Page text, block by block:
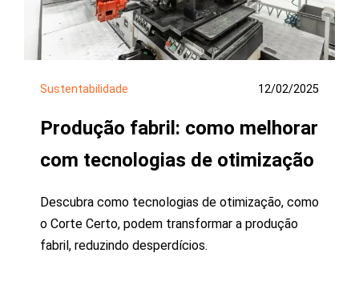
Sustentabilidade 12/02/2025
Produção fabril: como melhorar
com tecnologias de otimização
Descubra como tecnologias de otimização, como
o Corte Certo, podem transformar a produção
fabril, reduzindo desperdícios.